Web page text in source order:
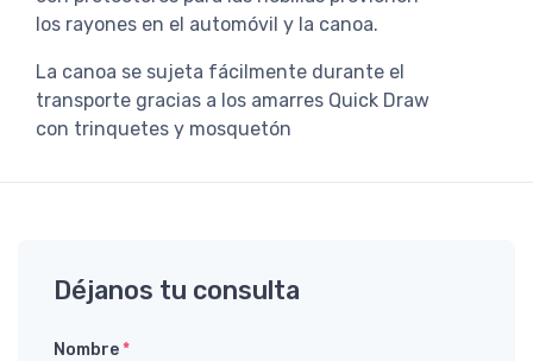
los rayones en el automóvil y la canoa.
La canoa se sujeta fácilmente durante el
transporte gracias a los amarres Quick Draw
con trinquetes y mosquetón
Déjanos tu consulta
Nombre*